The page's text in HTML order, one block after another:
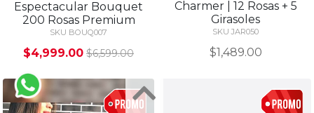
Espectacular Bouquet
200 Rosas Premium
SKU BOUQ007
$4,999.00 $6,599.00
Charmer | 12 Rosas + 5
Girasoles
SKU JAR050
$1,489.00